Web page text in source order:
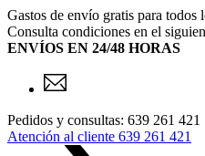
Gastos de envío gratis para
Consulta condiciones en el
ENVÍOS EN 24/48 HORAS
Pedidos y consultas: 639 261 421
Atención al cliente 639 261 421